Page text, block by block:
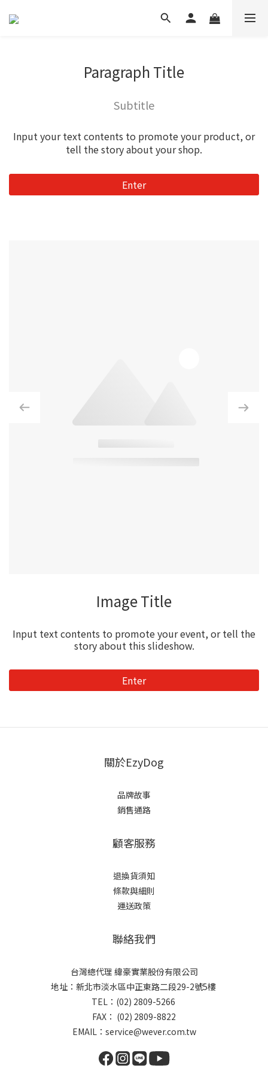
Paragraph Title
Subtitle
Input your text contents to promote your product, or
tell the story about your shop.
Enter
Image Title
Input text contents to promote your event, or tell the
story about this slideshow.
Enter
關於EzyDog
品牌故事
銷售通路
顧客服務
退換貨須知
條款與細則
運送政策
聯絡我們
台灣總代理 緯豪實業股份有限公司
地址：新北市淡水區中正東路二段29-2號5樓
TEL：(02) 2809-5266
FAX： (02) 2809-8822
EMAIL：service@wever.com.tw